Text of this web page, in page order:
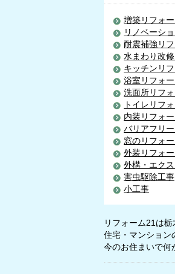
増築リフォ
リノベーシ
耐震補強リ
水まわり改
キッチンリ
浴室リフォ
洗面所リフ
トイレリフ
内装リフォ
バリアフリ
窓のリフォ
外装リフォ
外構・エク
害虫駆除工事
小工事
リフォーム21は
住宅・マンション
今のお住まいで何